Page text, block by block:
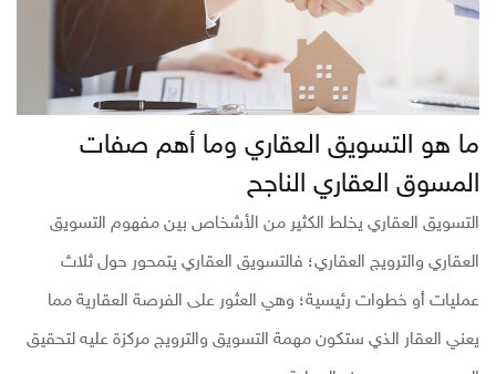
ما هو التسويق العقاري وما أهم صفات
المسوق العقاري الناجح
التسويق العقاري يخلط الكثير من الأشخاص بين مفهوم التسويق
العقاري والترويج العقاري؛ فالتسويق العقاري يتمحور حول ثلاث
عمليات أو خطوات رئيسية؛ وهي العثور على الفرصة العقارية مما
يعني العقار الذي ستكون مهمة التسويق والترويج مركزة عليه لتحقيق